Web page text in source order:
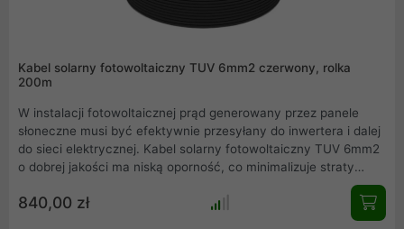
Kabel solarny fotowoltaiczny TUV 6mm2 czerwony, rolka
200m
W instalacji fotowoltaicznej prąd generowany przez panele
słoneczne musi być efektywnie przesyłany do inwertera i dalej
do sieci elektrycznej. Kabel solarny fotowoltaiczny TUV 6mm2
o dobrej jakości ma niską oporność, co minimalizuje straty
zyskujemy wyższą wydajność i maksymalne wykorzystanie
energii wyprodukowanej przez panele. Inwestycja w dobry
840,00 zł